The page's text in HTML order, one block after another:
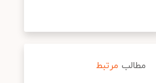
مطالب مرتبط